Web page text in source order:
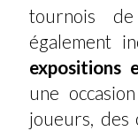
tournois
également
expositions
une
joueurs, des